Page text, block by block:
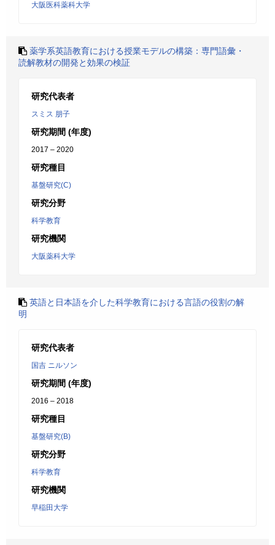
大阪医科薬科大学
薬学系英語教育における授業モデルの構築：専門語彙・
読解教材の開発と効果の検証
研究代表者
スミス 朋子
研究期間 (年度)
2017 – 2020
研究種目
基盤研究(C)
研究分野
科学教育
研究機関
大阪薬科大学
英語と日本語を介した科学教育における言語の役割の解
明
研究代表者
国吉 ニルソン
研究期間 (年度)
2016 – 2018
研究種目
基盤研究(B)
研究分野
科学教育
研究機関
早稲田大学